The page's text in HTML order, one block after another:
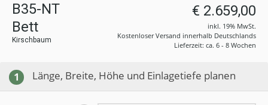
B35-NT
Bett
Kirschbaum
€ 2.659,00
inkl. 19% MwSt.
Kostenloser Versand innerhalb Deutschlands
Lieferzeit: ca. 6 - 8 Wochen
1 Länge, Breite, Höhe und Einlagetiefe planen